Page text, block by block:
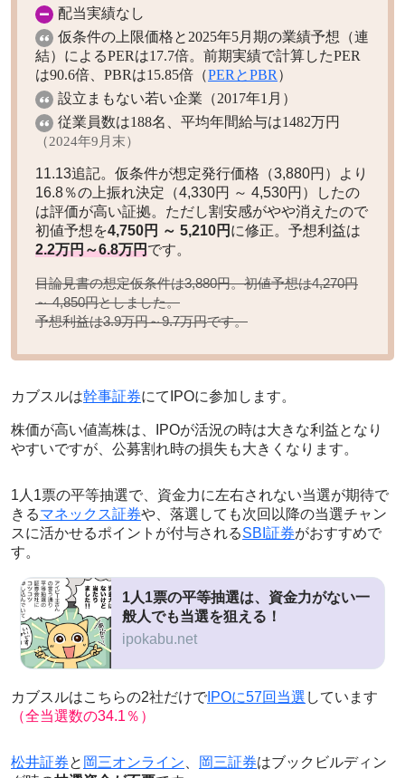
配当実績なし
仮条件の上限価格と2025年5月期の業績予想（連
結）によるPERは17.7倍。前期実績で計算したPER
は90.6倍、PBRは15.85倍（PERとPBR ）
設立まもない若い企業（2017年1月）
従業員数は188名、平均年間給与は1482万円
（2024年9月末）
11.13追記。仮条件が想定発行価格（3,880円）より
16.8％の上振れ決定（4,330円 ～ 4,530円）したの
は評価が高い証拠。ただし割安感がやや消えたので
初値予想を4,750円 ～ 5,210円 に修正。予想利益は
2.2万円～6.8万円です。
目論見書の想定仮条件は3,880円。初値予想は4,270円
～ 4,850円としました。
予想利益は3.9万円～9.7万円です。
カブスルは幹事証券にてIPOに参加します。
株価が高い値嵩株は、IPOが活況の時は大きな利益となり
やすいですが、公募割れ時の損失も大きくなります。
1人1票の平等抽選で、資金力に左右されない当選が期待で
きるマネックス証券や、落選しても次回以降の当選チャン
スに活かせるポイントが付与されるSBI証券がおすすめで
す。
1人1票の平等抽選は、資金力がない一
般人でも当選を狙える！
ipokabu.net
カブスルはこちらの2社だけで IPOに57回当選 しています
（全当選数の34.1％）
松井証券と 岡三オンライン 岡三証券はブックビルディン